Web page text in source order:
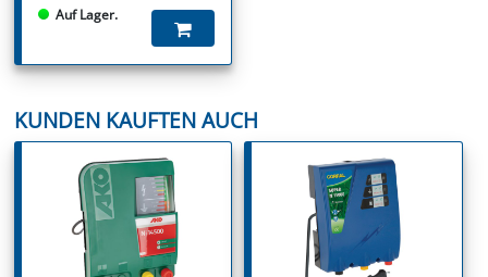
Auf Lager.
KUNDEN KAUFTEN AUCH